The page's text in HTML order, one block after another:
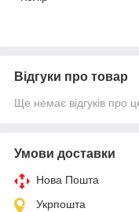
Відгуки про товар
Ще немає відгуків про
Умови доставки
Нова Пошта
Укрпошта